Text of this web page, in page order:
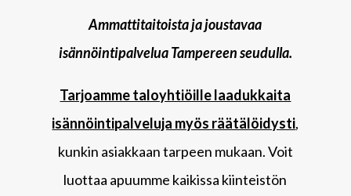
Ammattitaitoista ja joustavaa
isännöintipalvelua Tampereen seudulla.
Tarjoamme taloyhtiöille laadukkaita
isännöintipalveluja myös räätälöidysti,
kunkin asiakkaan tarpeen mukaan. Voit
luottaa apuumme kaikissa kiinteistön